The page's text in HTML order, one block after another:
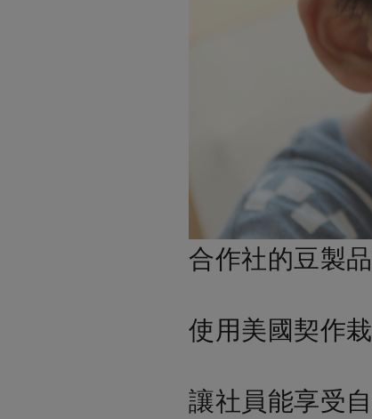
合作社的豆製
使用美國契作
讓社員能享受